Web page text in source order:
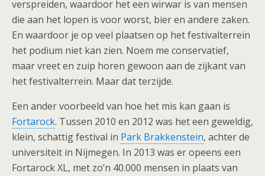
verspreiden, waardoor het een wirwar is van mensen
die aan het lopen is voor worst, bier en andere zaken.
En waardoor je op veel plaatsen op het festivalterrein
het podium niet kan zien. Noem me conservatief,
maar vreet en zuip horen gewoon aan de zijkant van
het festivalterrein. Maar dat terzijde.
Een ander voorbeeld van hoe het mis kan gaan is
Fortarock. Tussen 2010 en 2012 was het een geweldig,
klein, schattig festival in Park Brakkenstein, achter de
universiteit in Nijmegen. In 2013 was er opeens een
Fortarock XL, met zo’n 40.000 mensen in plaats van